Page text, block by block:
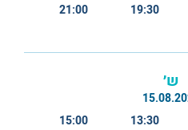
19:30
21:00
ש׳
13:30
15:00